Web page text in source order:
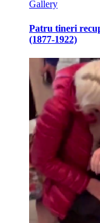
Gallery
Patru tineri
(1877-1922)